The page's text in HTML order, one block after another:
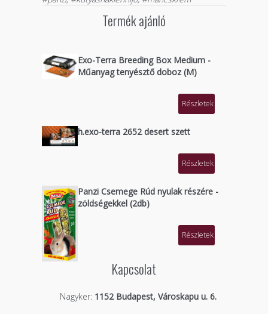
Termék ajánló
Exo-Terra Breeding Box Medium -
Műanyag tenyésztő doboz (M)
Részletek
h.exo-terra 2652 desert szett
Részletek
Panzi Csemege Rúd nyulak részére -
zöldségekkel (2db)
Részletek
Kapcsolat
Nagyker:1152 Budapest, Városkapu u. 6.